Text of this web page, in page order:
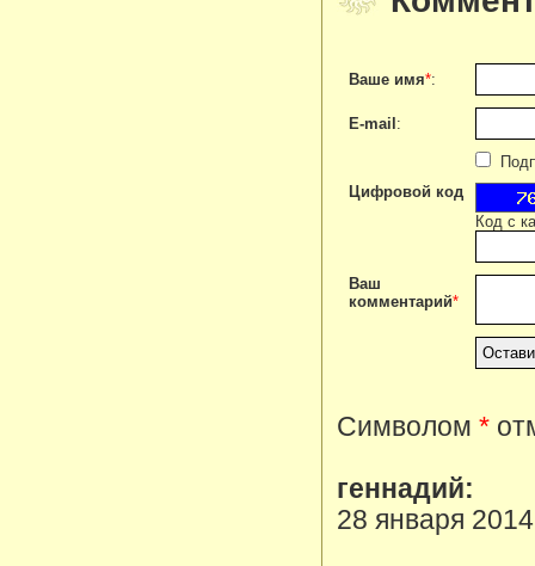
Ваше имя*:
E-mail :
Цифровой код
Код с
Ваш
комментарий*
Символом *
геннадий:
28 января 2014